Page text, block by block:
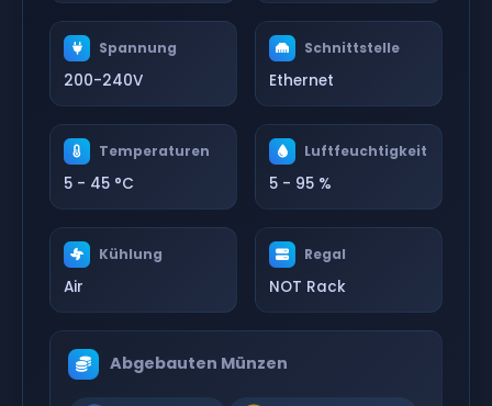
Spannung
200-240V
Schnittstelle
Ethernet
Temperaturen
5 - 45 °C
Luftfeuchtigkeit
5 - 95 %
Kühlung
Air
Regal
NOT Rack
Abgebauten Münzen